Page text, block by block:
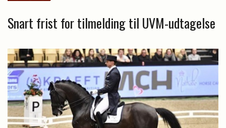
Snart frist for tilmelding til UVM-udtagelse